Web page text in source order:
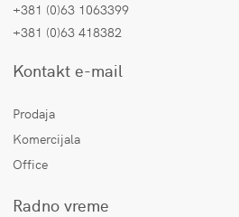
+381 (0)63 1063399
+381 (0)63 418382
Kontakt e-mail
Prodaja
Komercijala
Office
Radno vreme